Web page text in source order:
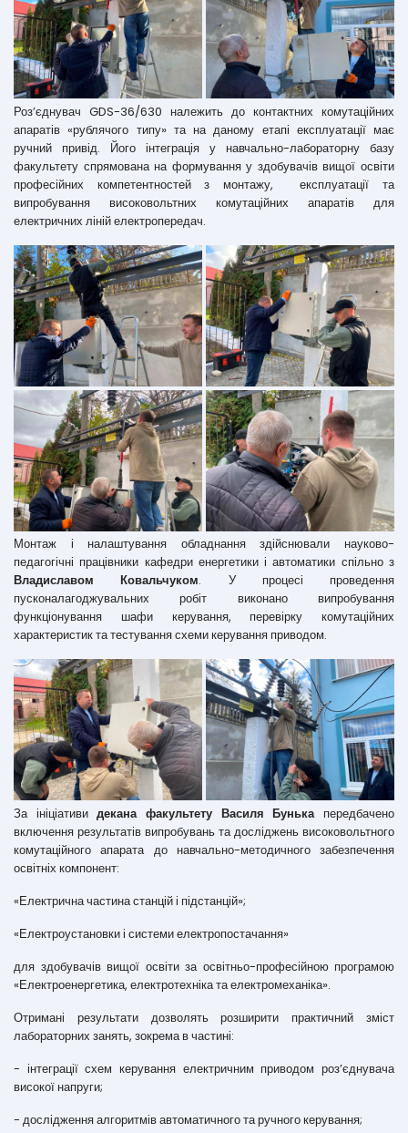
Роз’єднувач GDS-36/630 належить до контактних комутаційних
апаратів «рублячого типу» та на даному етапі експлуатації має
ручний привід. Його інтеграція у навчально-лабораторну базу
факультету спрямована на формування у здобувачів вищої освіти
професійних компетентностей з монтажу, експлуатації та
випробування високовольтних комутаційних апаратів для
електричних ліній електропередач.
Монтаж і налаштування обладнання здійснювали науково-
педагогічні працівники кафедри енергетики і автоматики спільно з
Владиславом Ковальчуком. У процесі проведення
пусконалагоджувальних робіт виконано випробування
функціонування шафи керування, перевірку комутаційних
характеристик та тестування схеми керування приводом.
За ініціативидекана факультету Василя Бунькапередбачено
включення результатів випробувань та досліджень високовольтного
комутаційного апарата до навчально-методичного забезпечення
освітніх компонент:
«Електрична частина станцій і підстанцій»;
«Електроустановки і системи електропостачання»
для здобувачів вищої освіти за освітньо-професійною програмою
«Електроенергетика, електротехніка та електромеханіка».
Отримані результати дозволять розширити практичний зміст
лабораторних занять, зокрема в частині:
- інтеграції схем керування електричним приводом роз’єднувача
високої напруги;
- дослідження алгоритмів автоматичного та ручного керування;